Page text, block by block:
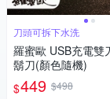
刀頭可拆下水洗
羅蜜歐 USB充電雙
鬍刀(顏色隨機)
$449 $498